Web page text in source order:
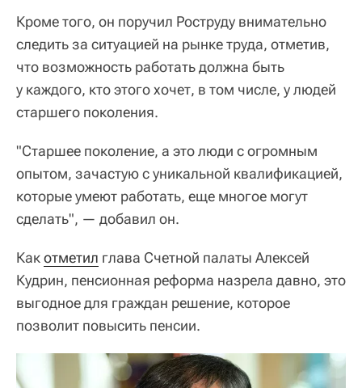
Кроме того, он поручил Роструду внимательно
следить за ситуацией на рынке труда, отметив,
что возможность работать должна быть
у каждого, кто этого хочет, в том числе, у людей
старшего поколения.
"Старшее поколение, а это люди с огромным
опытом, зачастую с уникальной квалификацией,
которые умеют работать, еще многое могут
сделать", — добавил он.
Какотметил глава Счетной палаты Алексей
Кудрин, пенсионная реформа назрела давно, это
выгодное для граждан решение, которое
позволит повысить пенсии.